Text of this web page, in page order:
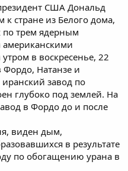
США Дональд
стране из Белого дома,
трем ядерным
в воскресенье, 22
Натанзе и
завод по
глубоко под землей. На
в Фордо до и после
виден дым,
в результате
по обогащению урана в